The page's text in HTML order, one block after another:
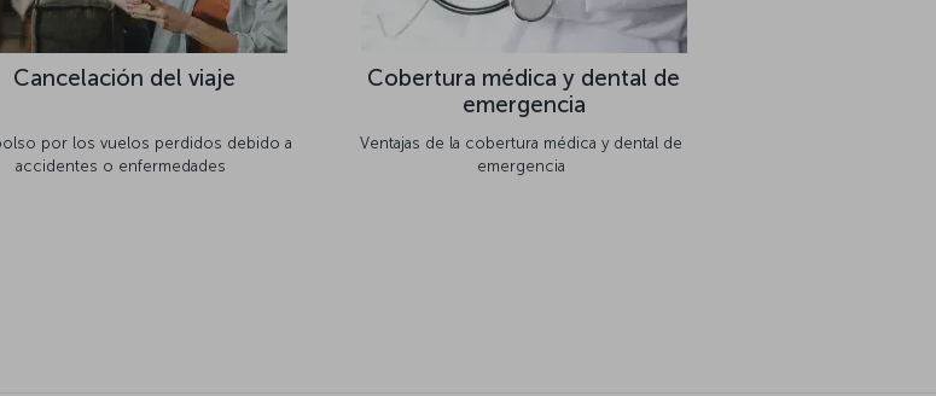
Cancelación del viaje
por los vuelos perdidos debido a
accidentes o enfermedades
Cobertura médica y dental de
emergencia
Ventajas de la cobertura médica y dental de
emergencia